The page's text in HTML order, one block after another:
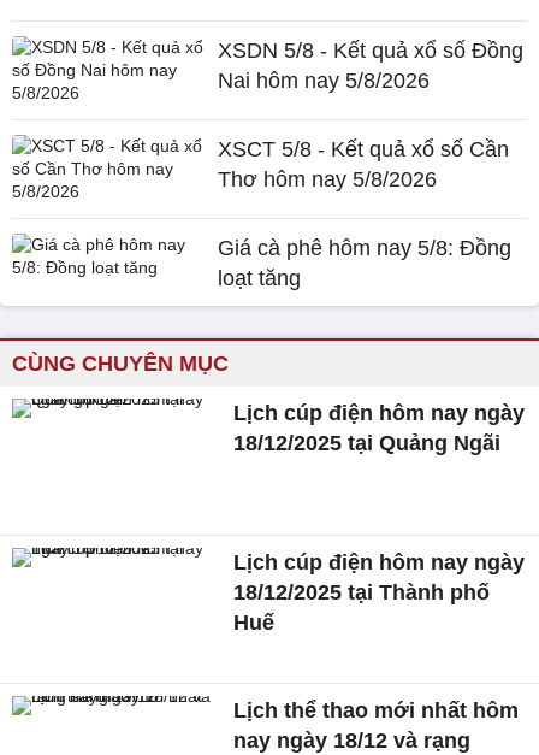
XSDN 5/8 - Kết quả xổ số Đồng
Nai hôm nay 5/8/2026
XSCT 5/8 - Kết quả xổ số Cần
Thơ hôm nay 5/8/2026
Giá cà phê hôm nay 5/8: Đồng
loạt tăng
CÙNG CHUYÊN MỤC
Lịch cúp điện hôm nay ngày
18/12/2025 tại Quảng Ngãi
Lịch cúp điện hôm nay ngày
18/12/2025 tại Thành phố
Huế
Lịch thể thao mới nhất hôm
nay ngày 18/12 và rạng